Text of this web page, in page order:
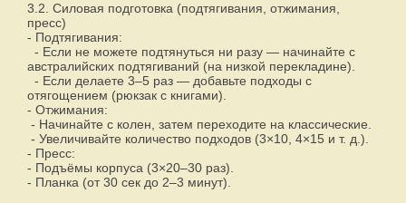
3.2. Силовая подготовка (подтягивания, отжимания,
пресс)
- Подтягивания:
- Если не можете подтянуться ни разу — начинайте с
австралийских подтягиваний (на низкой перекладине).
- Если делаете 3–5 раз — добавьте подходы с
отягощением (рюкзак с книгами).
- Отжимания:
- Начинайте с колен, затем переходите на классические.
- Увеличивайте количество подходов (3×10, 4×15 и т. д.).
- Пресс:
- Подъёмы корпуса (3×20–30 раз).
- Планка (от 30 сек до 2–3 минут).